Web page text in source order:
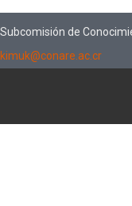
Subcomisión de
kimuk@conare.ac.cr